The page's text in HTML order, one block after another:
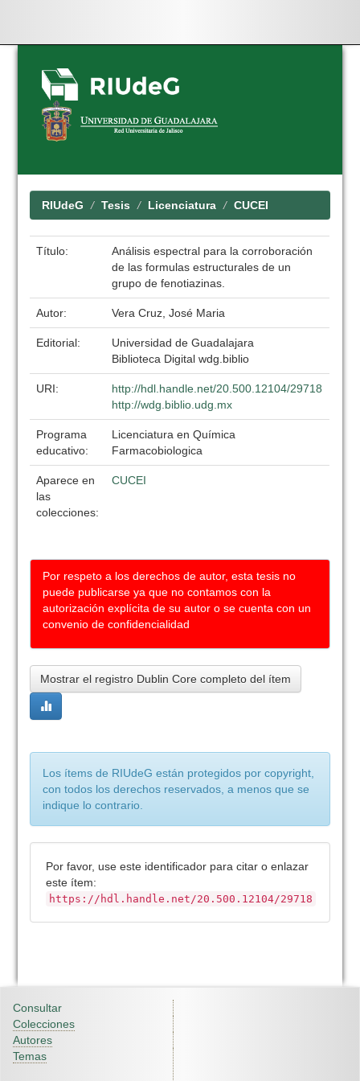
Skip
navigation
RIUdeG Tesis Licenciatura CUCEI
Título:
Análisis espectral para la corroboración
de las formulas estructurales de un
grupo de fenotiazinas.
Autor: Vera Cruz, José Maria
Editorial:
Universidad de Guadalajara
Biblioteca Digital wdg.biblio
URI:
http://hdl.handle.net/20.500.12104/29718
http://wdg.biblio.udg.mx
Programa
educativo:
Licenciatura en Química
Farmacobiologica
Aparece en
las
colecciones:
CUCEI
Por respeto a los derechos de autor, esta tesis no
puede publicarse ya que no contamos con la
autorización explícita de su autor o se cuenta con un
convenio de confidencialidad
Mostrar el registro Dublin Core completo del ítem
Los ítems de RIUdeG están protegidos por copyright,
con todos los derechos reservados, a menos que se
indique lo contrario.
Por favor, use este identificador para citar o enlazar
este ítem:
https://hdl.handle.net/20.500.12104/29718
Consultar
Colecciones
Autores
Temas